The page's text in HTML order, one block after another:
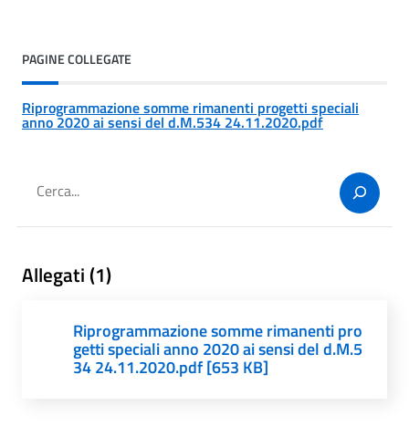
PAGINE COLLEGATE
Riprogrammazione somme rimanenti progetti speciali
anno 2020 ai sensi del d.M.534 24.11.2020.pdf
Cerca
Allegati (1)
Riprogrammazione somme rimanenti pro
getti speciali anno 2020 ai sensi del d.M.5
34 24.11.2020.pdf [653 KB]